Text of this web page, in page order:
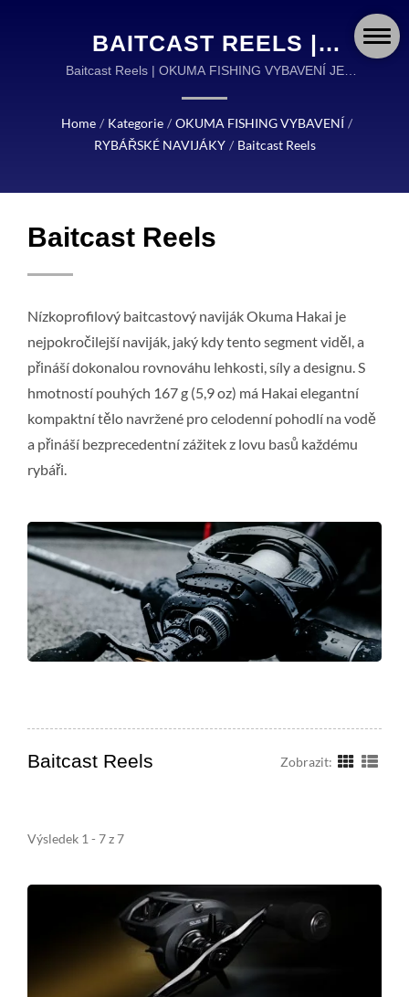
BAITCAST REELS |
OKUMA FISHING:
GLOBÁLNÍ LÍDR V
POKROČILÉM
Baitcast Reels | OKUMA FISHING VYBAVENÍ JE
VYSOCE KVALITNÍHO RYBÁŘSKÉHO VYBAVENÍ.
Home / Kategorie / OKUMA FISHING VYBAVENÍ /
RYBÁŘSKÉ NAVIJÁKY / Baitcast Reels
Baitcast Reels
Nízkoprofilový baitcastový naviják Okuma Hakai je
nejpokročilejší naviják, jaký kdy tento segment viděl, a
přináší dokonalou rovnováhu lehkosti, síly a designu. S
hmotností pouhých 167 g (5,9 oz) má Hakai elegantní
kompaktní tělo navržené pro celodenní pohodlí na vodě
a přináší bezprecedentní zážitek z lovu basů každému
rybáři.
Baitcast Reels Zobrazit:
Výsledek 1 - 7 z 7